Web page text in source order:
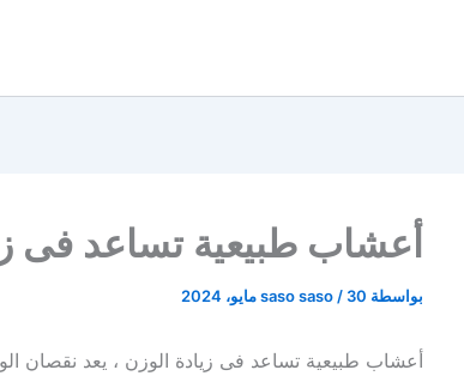
أعشاب طبيعية تساعد فى
بواسطة saso saso / 30 مايو، 2024
أعشاب طبيعية تساعد فى زيادة الوزن ، يعد نقصان